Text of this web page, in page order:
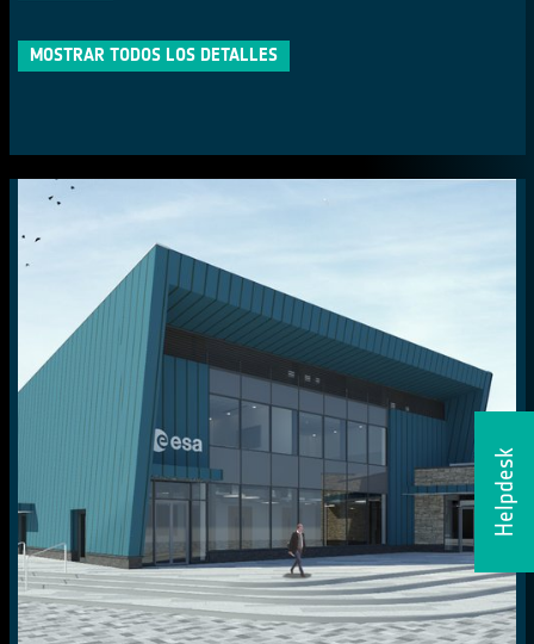
Helpdesk
MOSTRAR TODOS LOS DETALLES